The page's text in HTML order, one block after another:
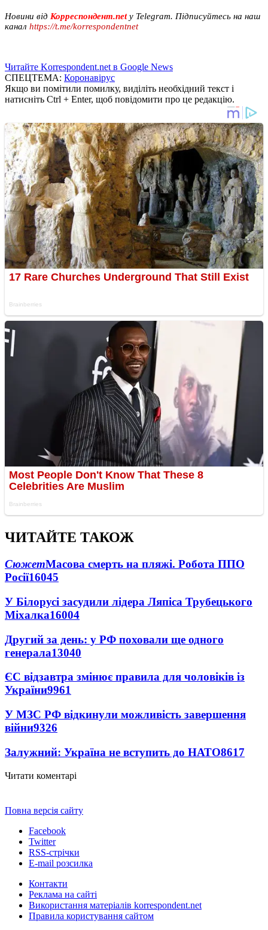
Новини від Корреспондент.net у Telegram. Підписуйтесь на наш
канал https://t.me/korrespondentnet
Читайте Korrespondent.net в Google News
СПЕЦТЕМА: Коронавірус
Якщо ви помітили помилку, виділіть необхідний текст і
натисніть Ctrl + Enter, щоб повідомити про це редакцію.
ЧИТАЙТЕ ТАКОЖ
СюжетМасова смерть на пляжі. Робота ППО
Росії16045
У Білорусі засудили лідера Ляпіса Трубецького
Міхалка16004
Другий за день: у РФ поховали ще одного
генерала13040
ЄС відзавтра змінює правила для чоловіків із
України9961
У МЗС РФ відкинули можливість завершення
війни9326
Залужний: Україна не вступить до НАТО8617
Читати коментарі
Повна версія сайту
Facebook
Twitter
RSS-стрічки
E-mail розсилка
Контакти
Реклама на сайті
Використання матеріалів korrespondent.net
Правила користування сайтом